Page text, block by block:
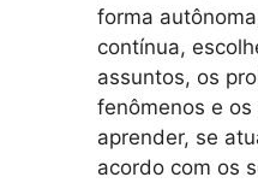
forma
contínua,
assuntos, os
fenômenos e
aprender, se
acordo com os